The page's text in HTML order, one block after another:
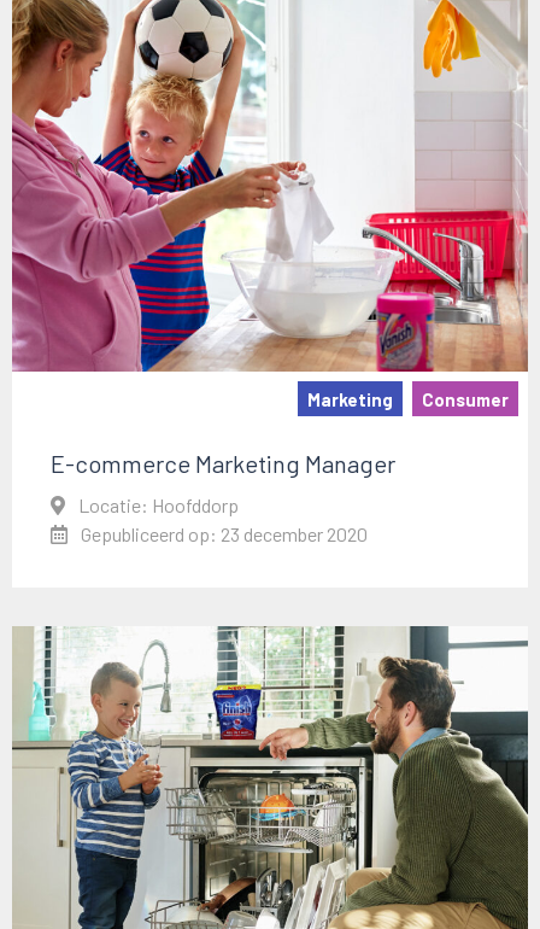
Marketing Consumer
E-commerce Marketing Manager
Locatie: Hoofddorp
Gepubliceerd op: 23 december 2020